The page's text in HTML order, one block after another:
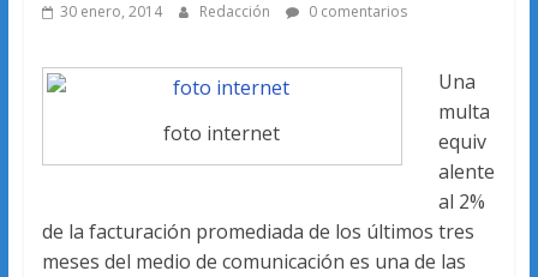
30 enero, 2014 Redacción 0 comentarios
foto internet
Una
multa
equiv
alente
al 2%
de la facturación promediada de los últimos tres
meses del medio de comunicación es una de las